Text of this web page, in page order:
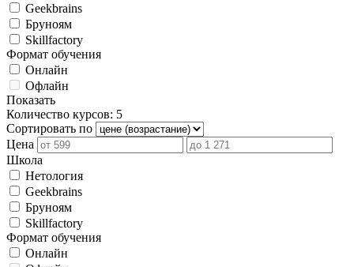
Geekbrains
Бруноям
Skillfactory
Формат обучения
Онлайн
Офлайн
Показать
Количество курсов: 5
Сортировать по
Цена
Школа
Нетология
Geekbrains
Бруноям
Skillfactory
Формат обучения
Онлайн